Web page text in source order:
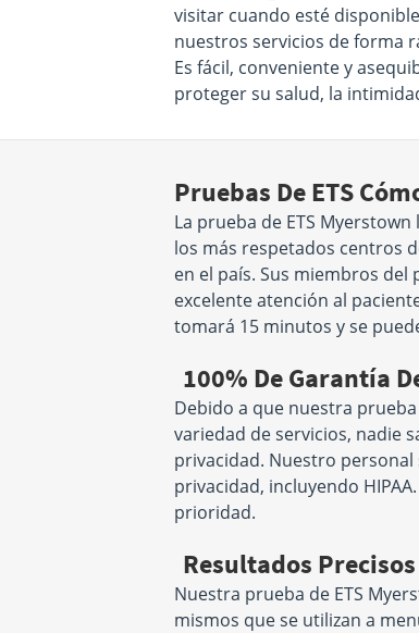
visitar cuando esté
nuestros servicios de forma
Es fácil, conveniente y
proteger su salud, la
Pruebas De ETS
La prueba de ETS
los más respetados centros
en el país. Sus miembros
excelente atención al
tomará 15 minutos y se
100% De Garantía
Debido a que nuestra
variedad de servicios, nadie
privacidad. Nuestro
privacidad, incluyendo
prioridad.
Resultados Precisos
Nuestra prueba de ETS
mismos que se utilizan a